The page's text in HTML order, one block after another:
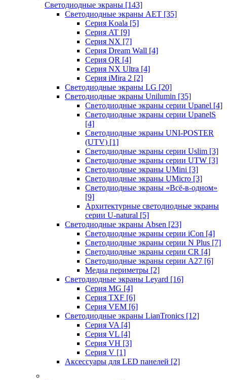
Светодиодные экраны [143]
Светодиодные экраны AET [35]
Cерия Koala [5]
Серия AT [9]
Серия NX [7]
Серия Dream Wall [4]
Серия QR [4]
Серия NX Ultra [4]
Серия iMira 2 [2]
Светодиодные экраны LG [20]
Светодиодные экраны Unilumin [35]
Светодиодные экраны серии Upanel [4]
Светодиодные экраны серии UpanelS
[4]
Светодиодные экраны UNI-POSTER
(UTV) [1]
Светодиодные экраны серии Uslim [3]
Светодиодные экраны серии UTW [3]
Светодиодные экраны UMini [3]
Светодиодные экраны UMicro [3]
Светодиодные экраны «Всё-в-одном»
[9]
Архитектурные светодиодные экраны
серии U-natural [5]
Светодиодные экраны Absen [23]
Светодиодные экраны серии iCon [4]
Светодиодные экраны серии N Plus [7]
Светодиодные экраны серии CR [4]
Светодиодные экраны серии А27 [6]
Медиа периметры [2]
Светодиодные экраны Leyard [16]
Серия MG [4]
Серия TXF [6]
Серия VEM [6]
Светодиодные экраны LianTronics [12]
Серия VA [4]
Серия VL [4]
Серия VH [3]
Серия V [1]
Аксессуары для LED панелей [2]